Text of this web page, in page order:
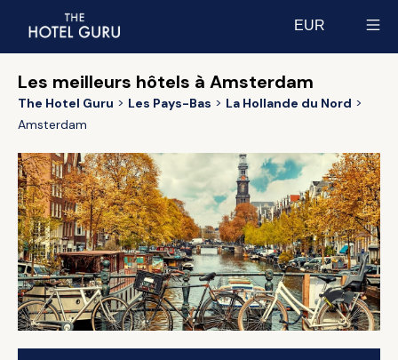
EUR
Les meilleurs hôtels à Amsterdam
The Hotel Guru Les Pays-Bas
La Hollande du Nord
Amsterdam